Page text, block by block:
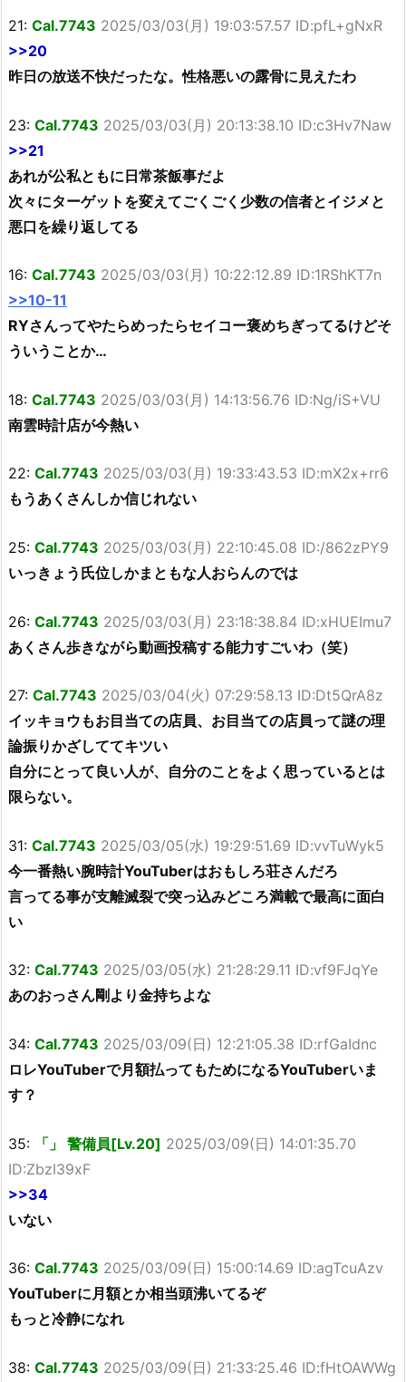
21: Cal.7743 2025/03/03(月) 19:03:57.57 ID:pfL+gNxR
>>20
昨日の放送不快だったな。性格悪いの露骨に見えたわ
23: Cal.7743 2025/03/03(月) 20:13:38.10 ID:c3Hv7Naw
>>21
あれが公私ともに日常茶飯事だよ
次々にターゲットを変えてごくごく少数の信者とイジメと
悪口を繰り返してる
16: Cal.7743 2025/03/03(月) 10:22:12.89 ID:1RShKT7n
>>10-11
RYさんってやたらめったらセイコー褒めちぎってるけどそ
ういうことか…
18: Cal.7743 2025/03/03(月) 14:13:56.76 ID:Ng/iS+VU
南雲時計店が今熱い
22: Cal.7743 2025/03/03(月) 19:33:43.53 ID:mX2x+rr6
もうあくさんしか信じれない
25: Cal.7743 2025/03/03(月) 22:10:45.08 ID:/862zPY9
いっきょう氏位しかまともな人おらんのでは
26: Cal.7743 2025/03/03(月) 23:18:38.84 ID:xHUEImu7
あくさん歩きながら動画投稿する能力すごいわ（笑）
27: Cal.7743 2025/03/04(火) 07:29:58.13 ID:Dt5QrA8z
イッキョウもお目当ての店員、お目当ての店員って謎の理
論振りかざしててキツい
自分にとって良い人が、自分のことをよく思っているとは
限らない。
31: Cal.7743 2025/03/05(水) 19:29:51.69 ID:vvTuWyk5
今一番熱い腕時計YouTuberはおもしろ荘さんだろ
言ってる事が支離滅裂で突っ込みどころ満載で最高に面白
い
32: Cal.7743 2025/03/05(水) 21:28:29.11 ID:vf9FJqYe
あのおっさん剛より金持ちよな
34: Cal.7743 2025/03/09(日) 12:21:05.38 ID:rfGaIdnc
ロレYouTuberで月額払ってもためになるYouTuberいま
す？
35: 「」 警備員[Lv.20] 2025/03/09(日) 14:01:35.70
ID:ZbzI39xF
>>34
いない
36: Cal.7743 2025/03/09(日) 15:00:14.69 ID:agTcuAzv
YouTuberに月額とか相当頭沸いてるぞ
もっと冷静になれ
38: Cal.7743 2025/03/09(日) 21:33:25.46 ID:fHtOAWWg